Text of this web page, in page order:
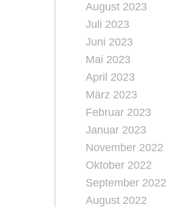
August 2023
Juli 2023
Juni 2023
Mai 2023
April 2023
März 2023
Februar 2023
Januar 2023
November 2022
Oktober 2022
September 2022
August 2022